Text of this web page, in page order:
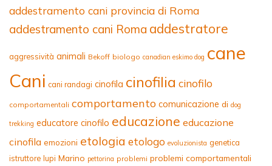
addestramento cani provincia di Roma
addestramento cani Roma addestratore
aggressività animali Bekoff biologo canadian eskimo dog cane
Cani cani randagi cinofila cinofilia cinofilo
comportamentali comportamento comunicazione di dog
trekking educatore cinofilo educazione educazione
cinofila emozioni etologia etologo evoluzionista genetica
istruttore lupi Marino pettorina problemi problemi comportamentali